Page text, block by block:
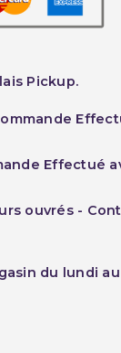
Pickup.
Effectué
ouvrés -
du lundi